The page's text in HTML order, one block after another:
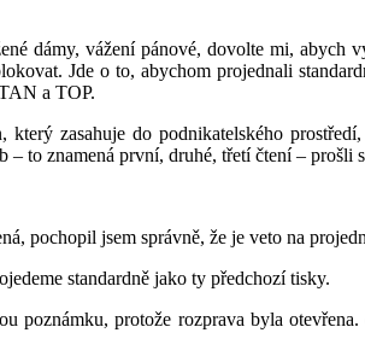
dámy, vážení pánové, dovolte mi, abych
Jde o to, abychom projednali
a TOP.
zasahuje do podnikatelského
to znamená první, druhé, třetí čtení –
pochopil jsem správně, že je veto na
standardně jako ty předchozí tisky.
poznámku, protože rozprava byla